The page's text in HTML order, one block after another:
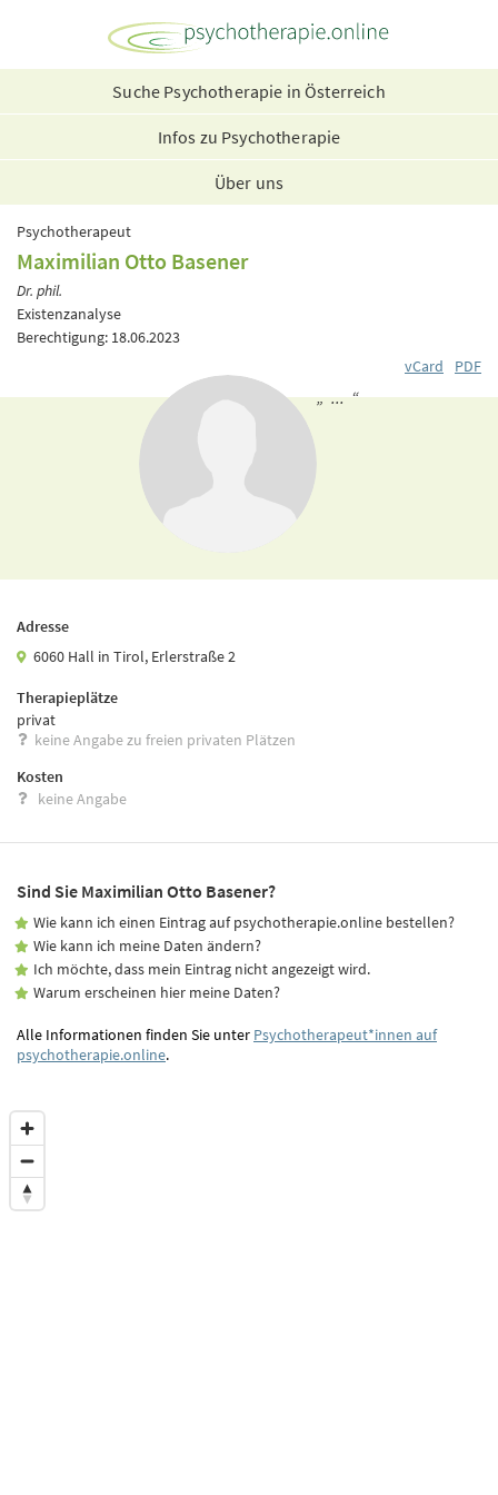
Suche Psychotherapie in Österreich
Infos zu Psychotherapie
Über uns
Psychotherapeut
Maximilian Otto Basener
Dr. phil.
Existenzanalyse
Berechtigung: 18.06.2023
vCard
PDF
„ ... “
Adresse
6060 Hall in Tirol, Erlerstraße 2
Therapieplätze
privat
keine Angabe zu freien privaten Plätzen
Kosten
keine Angabe
Sind Sie Maximilian Otto Basener?
Wie kann ich einen Eintrag auf psychotherapie.online bestellen?
Wie kann ich meine Daten ändern?
Ich möchte, dass mein Eintrag nicht angezeigt wird.
Warum erscheinen hier meine Daten?
Alle Informationen finden Sie unter Psychotherapeut*innen auf
psychotherapie.online.